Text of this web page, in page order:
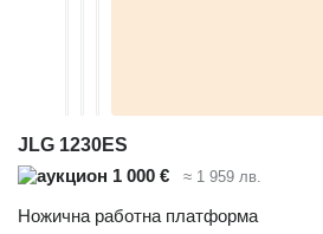
JLG 1230ES
1 000 €
≈ 1 959 лв.
Ножична работна платформа